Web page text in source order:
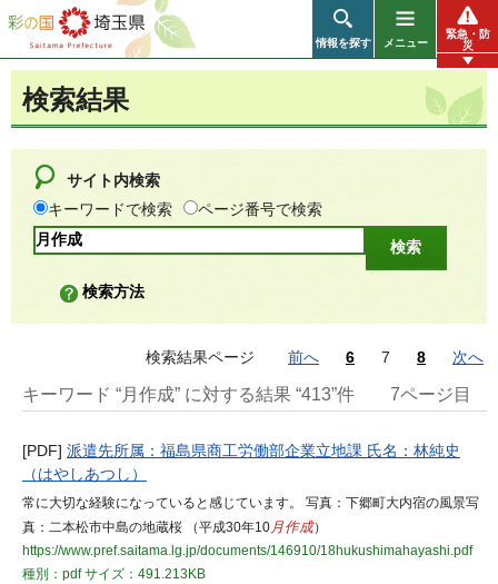
彩の国 埼玉県
情報を探す メニュー
緊急・防
災
検索結果
サイト内検索
キーワードで検索
ページ番号で検索
検索方法
検索結果ページ 前へ 6 7 8 次へ
キーワード “月作成” に対する結果 “413”件 7ページ目
[PDF] 派遣先所属：福島県商工労働部企業立地課 氏名：林純史
（はやしあつし）
常に大切な経験になっていると感じています。 写真：下郷町大内宿の風景写
真：二本松市中島の地蔵桜 （平成30年10月作成）
https://www.pref.saitama.lg.jp/documents/146910/18hukushimahayashi.pdf
種別：pdfサイズ：491.213KB